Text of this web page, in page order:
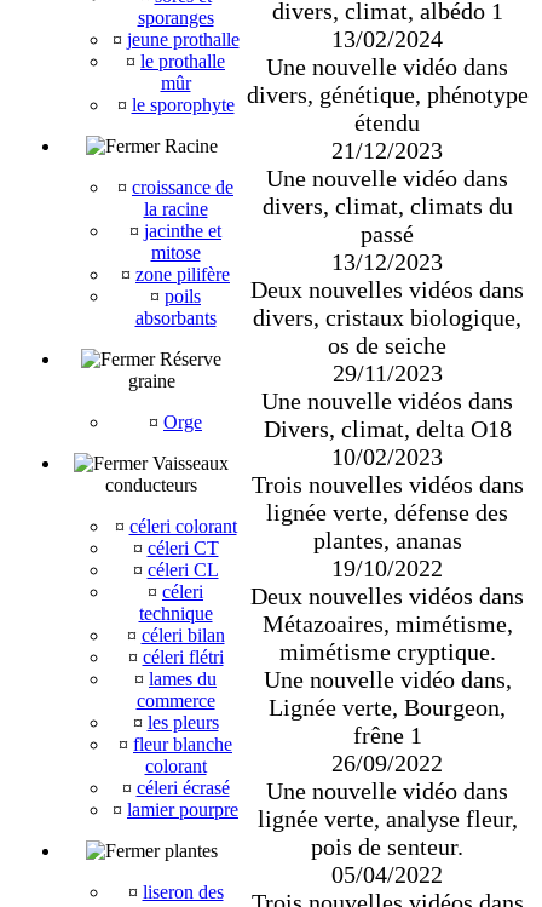
sporanges
¤ jeune prothalle
¤ le prothalle
mûr
¤ le sporophyte
Racine
¤ croissance de
la racine
¤ jacinthe et
mitose
¤ zone pilifère
¤ poils
absorbants
Réserve
graine
¤ Orge
Vaisseaux
conducteurs
¤ céleri colorant
¤ céleri CT
¤ céleri CL
¤ céleri
technique
¤ céleri bilan
¤ céleri flétri
¤ lames du
commerce
¤ les pleurs
¤ fleur blanche
colorant
¤ céleri écrasé
¤ lamier pourpre
plantes
¤ liseron des
divers, climat, albédo 1
13/02/2024
Une nouvelle vidéo dans
divers, génétique, phénotype
étendu
21/12/2023
Une nouvelle vidéo dans
divers, climat, climats du
passé
13/12/2023
Deux nouvelles vidéos dans
divers, cristaux biologique,
os de seiche
29/11/2023
Une nouvelle vidéos dans
Divers, climat, delta O18
10/02/2023
Trois nouvelles vidéos dans
lignée verte, défense des
plantes, ananas
19/10/2022
Deux nouvelles vidéos dans
Métazoaires, mimétisme,
mimétisme cryptique.
Une nouvelle vidéo dans,
Lignée verte, Bourgeon,
frêne 1
26/09/2022
Une nouvelle vidéo dans
lignée verte, analyse fleur,
pois de senteur.
05/04/2022
Trois nouvelles vidéos dans